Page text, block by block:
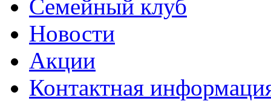
Семейный клуб
Новости
Акции
Контактная